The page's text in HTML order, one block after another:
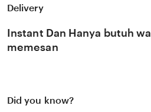
pondasi penting bagi
berkembang pesat di pasar
favorit Anda secara eksklusif.
Delivery
Instant Dan Hanya butuh
memesan
Did you know?